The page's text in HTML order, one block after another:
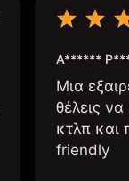
A******
Μια
θέλεις
κτλπ και
friendly